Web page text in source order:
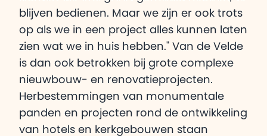
blijven bedienen. Maar we zijn er ook trots
op als we in een project alles kunnen laten
zien wat we in huis hebben." Van de Velde
is dan ook betrokken bij grote complexe
nieuwbouw- en renovatieprojecten.
Herbestemmingen van monumentale
panden en projecten rond de ontwikkeling
van hotels en kerkgebouwen staan